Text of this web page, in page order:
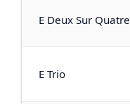
E Deux Sur Quatre
E Trio